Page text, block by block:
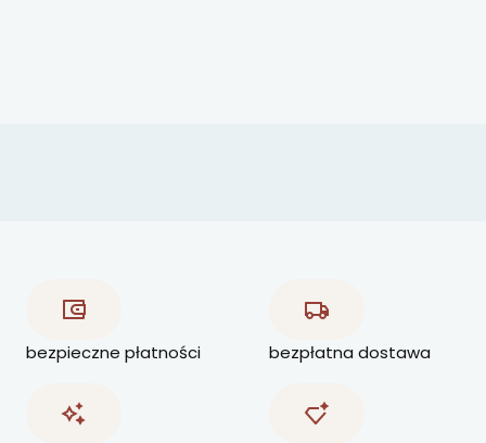
bezpieczne płatności bezpłatna dostawa